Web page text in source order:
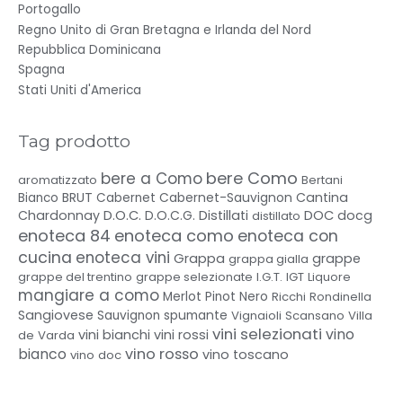
Portogallo
Regno Unito di Gran Bretagna e Irlanda del Nord
Repubblica Dominicana
Spagna
Stati Uniti d'America
Tag prodotto
aromatizzato bere a Como bere Como Bertani
Bianco BRUT Cabernet Cabernet-Sauvignon Cantina
Chardonnay D.O.C. D.O.C.G. Distillati distillato DOC docg
enoteca 84 enoteca como enoteca con
cucina enoteca vini Grappa grappa gialla grappe
grappe del trentino grappe selezionate I.G.T. IGT Liquore
mangiare a como Merlot Pinot Nero Ricchi Rondinella
Sangiovese Sauvignon spumante Vignaioli Scansano Villa
de Varda vini bianchi vini rossi vini selezionati vino
bianco vino doc vino rosso vino toscano